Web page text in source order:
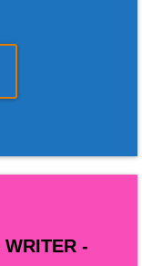
WRITER -